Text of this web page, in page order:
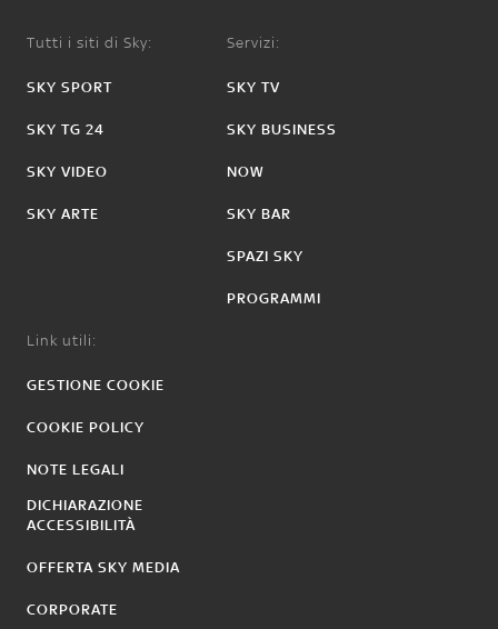
Tutti i siti di Sky:
SKY SPORT
SKY TG 24
SKY VIDEO
SKY ARTE
Servizi:
SKY TV
SKY BUSINESS
NOW
SKY BAR
SPAZI SKY
PROGRAMMI
Link utili:
GESTIONE COOKIE
COOKIE POLICY
NOTE LEGALI
DICHIARAZIONE
ACCESSIBILITÀ
OFFERTA SKY MEDIA
CORPORATE